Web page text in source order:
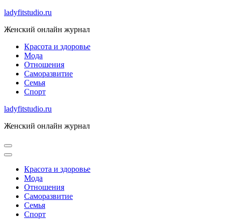
Skip
content
ladyfitstudio.ru
Женский онлайн журнал
Красота и здоровье
Мода
Отношения
Саморазвитие
Семья
Спорт
ladyfitstudio.ru
Женский онлайн журнал
Красота и здоровье
Мода
Отношения
Саморазвитие
Семья
Спорт